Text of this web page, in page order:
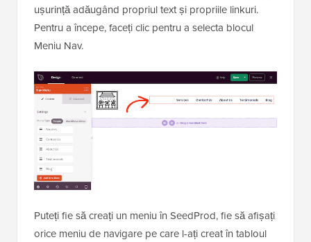
ușurință adăugând propriul text și propriile linkuri.
Pentru a începe, faceți clic pentru a selecta blocul
Meniu Nav.
Puteți fie să creați un meniu în SeedProd, fie să afișați
orice meniu de navigare pe care l-ați creat în tabloul